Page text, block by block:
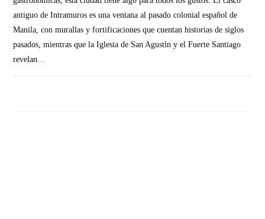
antiguo de Intramuros es una ventana al pasado colonial español de
Manila, con murallas y fortificaciones que cuentan historias de siglos
pasados, mientras que la Iglesia de San Agustín y el Fuerte Santiago
revelan…